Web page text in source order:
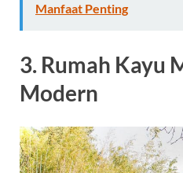
Manfaat Penting
3. Rumah Kayu
Modern